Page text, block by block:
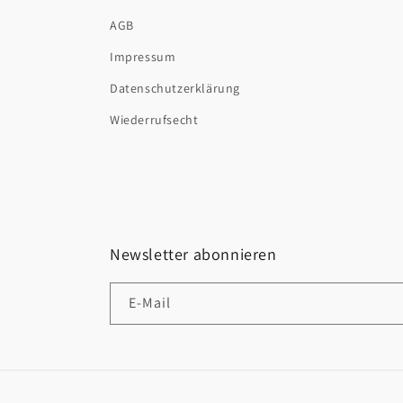
AGB
Impressum
Datenschutzerklärung
Wiederrufsecht
Newsletter abonnieren
E-Mail